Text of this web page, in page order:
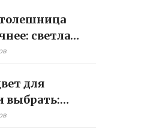
светлая
для
выбрать:
ошибок